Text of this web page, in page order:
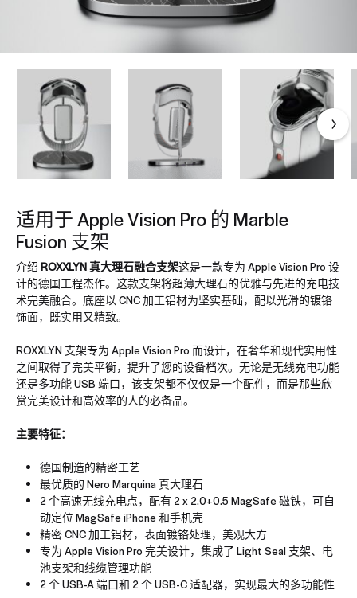
适用于 Apple Vision Pro 的 Marble
Fusion 支架
介绍 ROXXLYN 真大理石融合支架这是一款专为 Apple Vision Pro 设
计的德国工程杰作。这款支架将超薄大理石的优雅与先进的充电技
术完美融合。底座以 CNC 加工铝材为坚实基础，配以光滑的镀铬
饰面，既实用又精致。
ROXXLYN 支架专为 Apple Vision Pro 而设计，在奢华和现代实用性
之间取得了完美平衡，提升了您的设备档次。无论是无线充电功能
还是多功能 USB 端口，该支架都不仅仅是一个配件，而是那些欣
赏完美设计和高效率的人的必备品。
主要特征：
德国制造的精密工艺
最优质的 Nero Marquina 真大理石
2 个高速无线充电点，配有 2 x 2.0+0.5 MagSafe 磁铁，可自
动定位 MagSafe iPhone 和手机壳
精密 CNC 加工铝材，表面镀铬处理，美观大方
专为 Apple Vision Pro 完美设计，集成了 Light Seal 支架、电
池支架和线缆管理功能
2 个 USB-A 端口和 2 个 USB-C 适配器，实现最大的多功能性